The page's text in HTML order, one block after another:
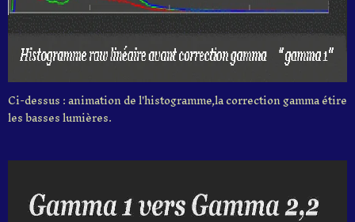
Ci-dessus : animation de l'histogramme,la correction gamma étire
les basses lumières.